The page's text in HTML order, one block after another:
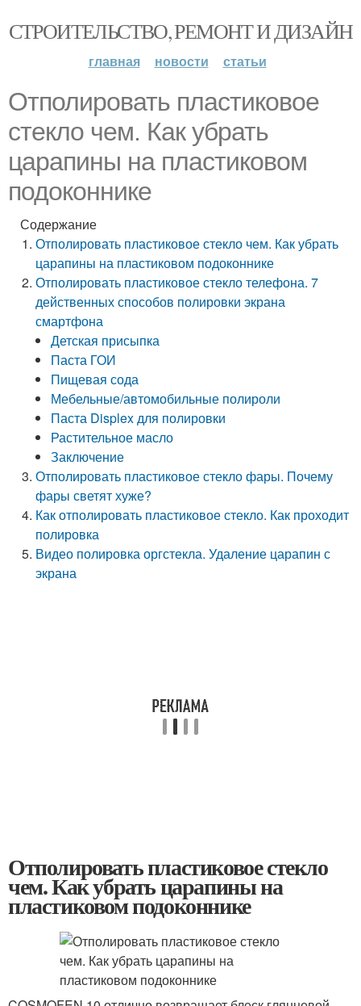
СТРОИТЕЛЬСТВО, РЕМОНТ И ДИЗАЙН
главная новости статьи
Отполировать пластиковое
стекло чем. Как убрать
царапины на пластиковом
подоконнике
Содержание
Отполировать пластиковое стекло чем. Как убрать
царапины на пластиковом подоконнике
Отполировать пластиковое стекло телефона. 7
действенных способов полировки экрана
смартфона
Детская присыпка
Паста ГОИ
Пищевая сода
Мебельные/автомобильные полироли
Паста Displex для полировки
Растительное масло
Заключение
Отполировать пластиковое стекло фары. Почему
фары светят хуже?
Как отполировать пластиковое стекло. Как проходит
полировка
Видео полировка оргстекла. Удаление царапин с
экрана
Отполировать пластиковое стекло
чем. Как убрать царапины на
пластиковом подоконнике